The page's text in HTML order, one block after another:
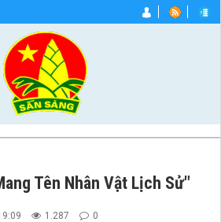
Tên Nhân Vật Lịch Sử"
1.287 0